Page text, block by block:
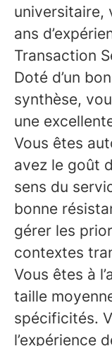
universitaire,
ans
Transaction
Doté d’un
synthèse,
une
Vous êtes
avez le goût
sens du
bonne
gérer les
contextes
Vous êtes à
taille
spécificités.
l’expérience